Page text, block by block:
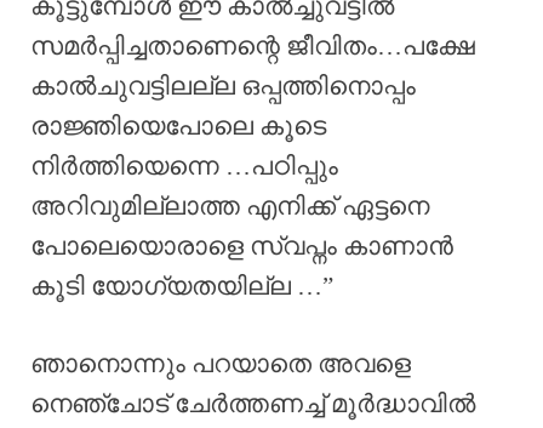
സമർപ്പിച്ചതാണെന്റെ ജീവിതം…പക്ഷേ
കാൽചുവട്ടിലല്ല ഒപ്പത്തിനൊപ്പം
രാജ്ഞിയെപോലെ കൂടെ
നിർത്തിയെന്നെ …പഠിപ്പും
അറിവുമില്ലാത്ത എനിക്ക് ഏട്ടനെ
പോലെയൊരാളെ സ്വപ്നം കാണാൻ
കൂടി യോഗ്യതയില്ല …”
ഞാനൊന്നും പറയാതെ അവളെ
നെഞ്ചോട് ചേർത്തണച്ച് മൂർദ്ധാവിൽ